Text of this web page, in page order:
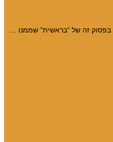
בפסוק זה של “בראשית” שממנו …